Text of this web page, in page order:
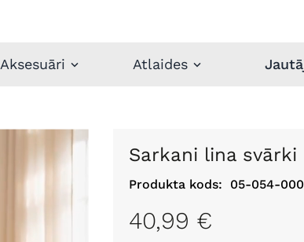
Aksesuāri Atlaides
Sarkani lina svārki
Produkta kods: 05-054-
40,99 €